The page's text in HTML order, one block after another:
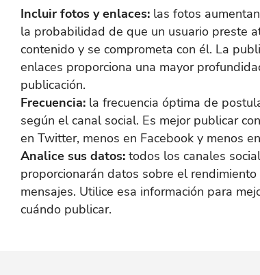
Incluir fotos y enlaces:las fotos
la probabilidad de que un usuario preste
contenido y se comprometa con él. La
enlaces proporciona una mayor
publicación.
Frecuencia:la frecuencia óptima de
según el canal social. Es mejor publicar
en Twitter, menos en Facebook y menos
Analice sus datos:todos los canales
proporcionarán datos sobre el rendimiento
mensajes. Utilice esa información para
cuándo publicar.